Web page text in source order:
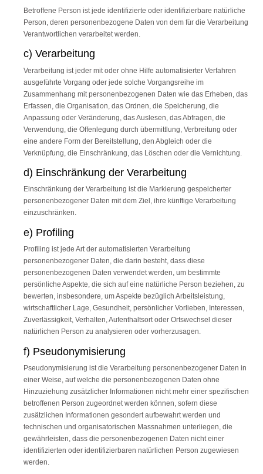
Betroffene Person ist jede identifizierte oder identifizierbare natürliche
Person, deren personenbezogene Daten von dem für die Verarbeitung
Verantwortlichen verarbeitet werden.
c) Verarbeitung
Verarbeitung ist jeder mit oder ohne Hilfe automatisierter Verfahren
ausgeführte Vorgang oder jede solche Vorgangsreihe im
Zusammenhang mit personenbezogenen Daten wie das Erheben, das
Erfassen, die Organisation, das Ordnen, die Speicherung, die
Anpassung oder Veränderung, das Auslesen, das Abfragen, die
Verwendung, die Offenlegung durch übermittlung, Verbreitung oder
eine andere Form der Bereitstellung, den Abgleich oder die
Verknüpfung, die Einschränkung, das Löschen oder die Vernichtung.
d) Einschränkung der Verarbeitung
Einschränkung der Verarbeitung ist die Markierung gespeicherter
personenbezogener Daten mit dem Ziel, ihre künftige Verarbeitung
einzuschränken.
e) Profiling
Profiling ist jede Art der automatisierten Verarbeitung
personenbezogener Daten, die darin besteht, dass diese
personenbezogenen Daten verwendet werden, um bestimmte
persönliche Aspekte, die sich auf eine natürliche Person beziehen, zu
bewerten, insbesondere, um Aspekte bezüglich Arbeitsleistung,
wirtschaftlicher Lage, Gesundheit, persönlicher Vorlieben, Interessen,
Zuverlässigkeit, Verhalten, Aufenthaltsort oder Ortswechsel dieser
natürlichen Person zu analysieren oder vorherzusagen.
f) Pseudonymisierung
Pseudonymisierung ist die Verarbeitung personenbezogener Daten in
einer Weise, auf welche die personenbezogenen Daten ohne
Hinzuziehung zusätzlicher Informationen nicht mehr einer spezifischen
betroffenen Person zugeordnet werden können, sofern diese
zusätzlichen Informationen gesondert aufbewahrt werden und
technischen und organisatorischen Massnahmen unterliegen, die
gewährleisten, dass die personenbezogenen Daten nicht einer
identifizierten oder identifizierbaren natürlichen Person zugewiesen
werden.